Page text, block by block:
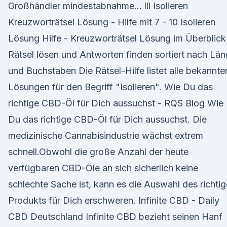
Großhändler mindestabnahme… lll Isolieren
Kreuzworträtsel Lösung - Hilfe mit 7 - 10 Isolieren
Lösung Hilfe - Kreuzworträtsel Lösung im Überblick
Rätsel lösen und Antworten finden sortiert nach
und Buchstaben Die Rätsel-Hilfe listet alle
Lösungen für den Begriff "Isolieren". Wie Du das
richtige CBD-Öl für Dich aussuchst - RQS Blog Wie
Du das richtige CBD-Öl für Dich aussuchst. Die
medizinische Cannabisindustrie wächst extrem
schnell.Obwohl die große Anzahl der heute
verfügbaren CBD-Öle an sich sicherlich keine
schlechte Sache ist, kann es die Auswahl des
Produkts für Dich erschweren. Infinite CBD - Daily
CBD Deutschland Infinite CBD bezieht seinen Hanf